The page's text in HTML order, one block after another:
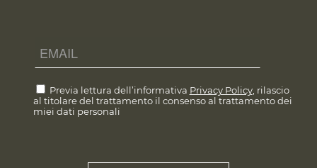
Previa lettura dell’informativa Privacy Policy, rilascio
al titolare del trattamento il consenso al trattamento dei
miei dati personali